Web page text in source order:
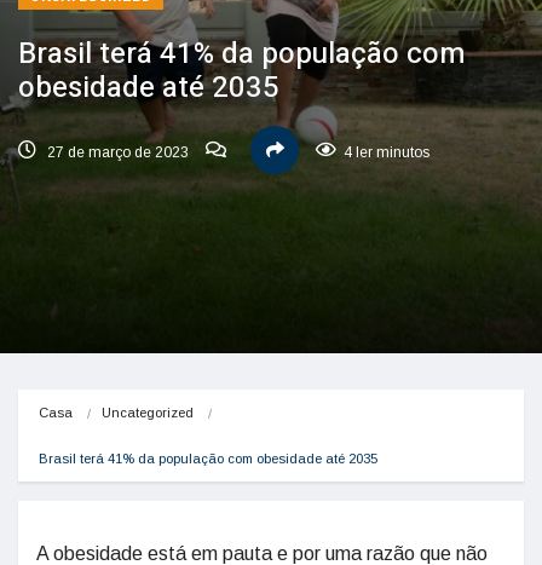
Brasil terá 41% da população com
obesidade até 2035
27 de março de 2023 4 ler minutos
Casa Uncategorized
Brasil terá 41% da população com obesidade até 2035
A obesidade está em pauta e por uma razão que não